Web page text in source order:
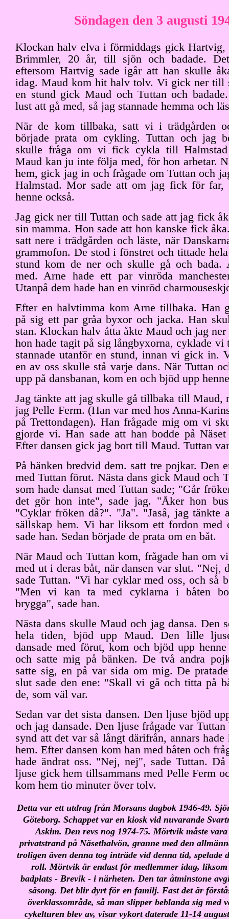
Söndagen den 3 augusti
Klockan halv elva i förmiddags gick Hartvig,
Brimmler, 20 år, till sjön och badade.
eftersom Hartvig sade igår att han skulle
idag. Maud kom hit halv tolv. Vi gick ner till
en stund gick Maud och Tuttan och
lust att gå med, så jag stannade hemma och
När de kom tillbaka, satt vi i trädgården
började prata om cykling. Tuttan och jag
skulle fråga om vi fick cykla till
Maud kan ju inte följa med, för hon arbetar.
hem, gick jag in och frågade om Tuttan och
Halmstad. Mor sade att om jag fick för
henne också.
Jag gick ner till Tuttan och sade att jag fick
sin mamma. Hon sade att hon kanske fick
satt nere i trädgården och läste, när
grammofon. De stod i fönstret och tittade
stund kom de ner och skulle gå och bada.
med. Arne hade ett par vinröda
Utanpå dem hade han en vinröd
Efter en halvtimma kom Arne tillbaka. Han
på sig ett par gråa byxor och jacka. Han
stan. Klockan halv åtta åkte Maud och jag
hon hade tagit på sig långbyxorna, cyklade
stannade utanför en stund, innan vi gick in.
en av oss skulle stå varje dans. När Tuttan
upp på dansbanan, kom en och bjöd upp
Jag tänkte att jag skulle gå tillbaka till Maud,
jag Pelle Ferm. (Han var med hos Anna-
på Trettondagen). Han frågade mig om vi
gjorde vi. Han sade att han bodde på Näset
Efter dansen gick jag bort till Maud. Tuttan
På bänken bredvid dem. satt tre pojkar. Den
med Tuttan förut. Nästa dans gick Maud och
som hade dansat med Tuttan sade; "Går
det gör hon inte", sade jag. "Åker hon
"Cyklar fröken då?". "Ja". "Jaså, jag tänkte
sällskap hem. Vi har liksom ett fordon med
sade han. Sedan började de prata om en båt.
När Maud och Tuttan kom, frågade han om
med ut i deras båt, när dansen var slut.
sade Tuttan. "Vi har cyklar med oss, och så
"Men vi kan ta med cyklarna i båten
brygga", sade han.
Nästa dans skulle Maud och jag dansa. Den
hela tiden, bjöd upp Maud. Den lille
dansade med förut, kom och bjöd upp
och satte mig på bänken. De två andra
satte sig, en på var sida om mig. De
slut sade den ene: "Skall vi gå och titta på
de, som väl var.
Sedan var det sista dansen. Den ljuse bjöd
och jag dansade. Den ljuse frågade var
synd att det var så långt därifrån, annars
hem. Efter dansen kom han med båten och
hade ändrat oss. "Nej, nej", sade Tuttan.
ljuse gick hem tillsammans med Pelle Ferm
kom hem tio minuter över tolv.
Detta var ett utdrag från Morsans dagbok 1946-49.
Göteborg. Schappet var en kiosk vid nuvarande
Askim. Den revs nog 1974-75. Mörtvik måste
privatstrand på Näsethalvön, granne med den
troligen även denna tog inträde vid denna tid, spelade
roll. Mörtvik är endast för medlemmer idag,
badplats - Brevik - i närheten. Den tar åtminstone
säsong. Det blir dyrt för en familj. Fast det är
överklassområde, så man slipper beblanda sig med
cykelturen blev av, visar vykort daterade 11-14